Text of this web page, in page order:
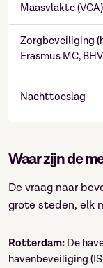
Maasvlakte (VCA)
Zorgbeveiliging
Erasmus MC,
Nachttoeslag
Waar zijn de
De vraag naar
grote steden, elk
Rotterdam: De
havenbeveiliging